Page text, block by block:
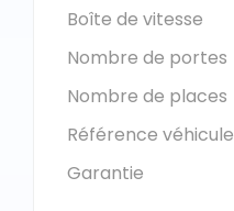
Boîte de vitesse
Nombre de portes
Nombre de places
Référence véhicule
Garantie